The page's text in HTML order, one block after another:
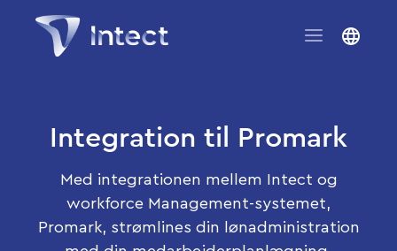
Integration til Promark
Med integrationen mellem Intect og
workforce Management-systemet,
Promark, strømlines din lønadministration